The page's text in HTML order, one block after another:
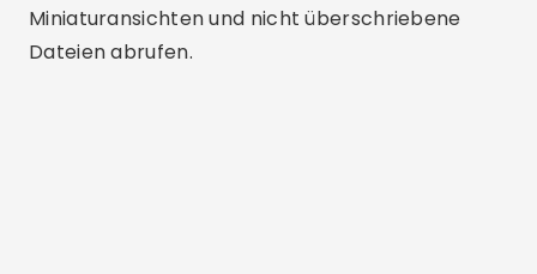
Miniaturansichten und nicht überschriebene
Dateien abrufen.